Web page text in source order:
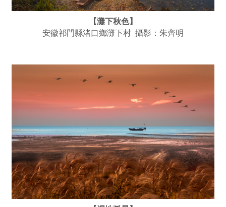
【灘下秋色】
安徽祁門縣渚口鄉灘下村 攝影：朱齊明